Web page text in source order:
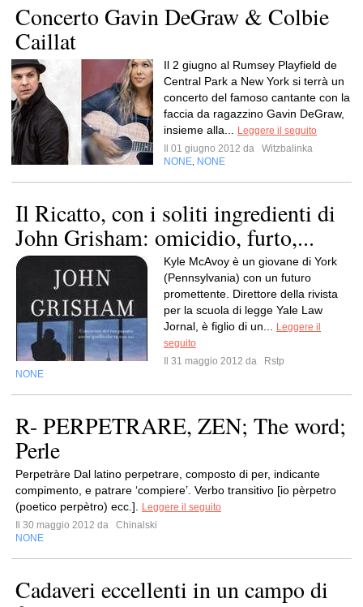
Concerto Gavin DeGraw & Colbie
Caillat
Il 2 giugno al Rumsey Playfield de
Central Park a New York si terrà un
concerto del famoso cantante con la
faccia da ragazzino Gavin DeGraw,
insieme alla...
Leggere il seguito
Il 01 giugno 2012 da
Witzbalinka
NONE NONE
Il Ricatto, con i soliti ingredienti di
John Grisham: omicidio, furto,...
Kyle McAvoy è un giovane di York
(Pennsylvania) con un futuro
promettente. Direttore della rivista
per la scuola di legge Yale Law
Jornal, è figlio di un...
Leggere il
seguito
Il 31 maggio 2012 da
Rstp
NONE
R- PERPETRARE, ZEN; The word;
Perle
Perpetràre Dal latino perpetrare, composto di per, indicante
compimento, e patrare ‘compiere’. Verbo transitivo [io pèrpetro
(poetico perpètro) ecc.].
Leggere il seguito
Il 30 maggio 2012 da
Chinalski
NONE
Cadaveri eccellenti in un campo di